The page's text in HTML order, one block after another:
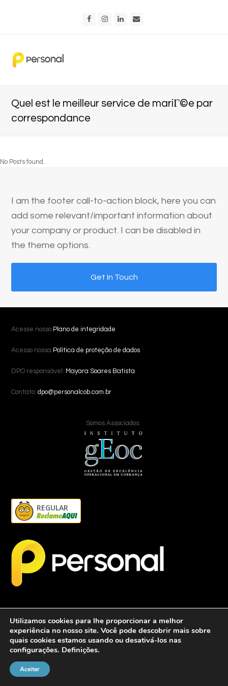
FacebookInstagram
LinkedIn
Quel est le meilleur service de mariГ©e par
correspondance
No Posts found.
I am the footer call-to-action block, here you can
add some relevant/important information about
your company or product. I can be disabled in
the theme options.
Get In Touch
Acesse nosso Plano de integridade
Acesso nossa Política de proteção de dados
DPO responsável: Mayara Soares Batista
Contato:dpo@personalcob.com.br
Somos Associados:
REGULAR
2026 - Personalcob - CNPJ: 12.837.042/0001-60- Todos direitos
Utilizamos cookies para lhe proporcionar a melhor
experiência no nosso site. Você pode descobrir mais sobre
quais cookies estamos usando ou desativá-los nas
configurações. Definições.
Aceitar